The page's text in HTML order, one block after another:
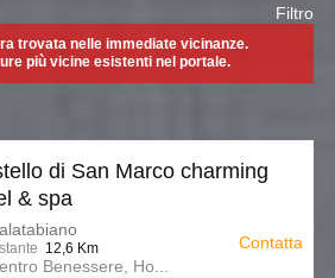
Filtro
trovata nelle immediate vicinanze.
più vicine esistenti nel portale.
di San Marco charming
& spa
12,6 Km
Benessere, Ho...
Contatta